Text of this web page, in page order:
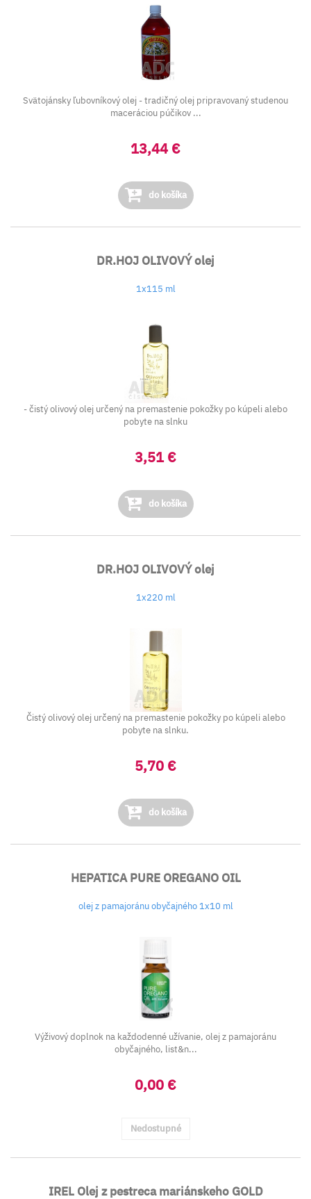
Svätojánsky ľubovníkový olej - tradičný olej pripravovaný studenou
maceráciou púčikov ...
13,44 €
do košíka
DR.HOJ OLIVOVÝ olej
1x115 ml
- čistý olivový olej určený na premastenie pokožky po kúpeli alebo
pobyte na slnku
3,51 €
do košíka
DR.HOJ OLIVOVÝ olej
1x220 ml
Čistý olivový olej určený na premastenie pokožky po kúpeli alebo
pobyte na slnku.
5,70 €
do košíka
HEPATICA PURE OREGANO OIL
olej z pamajoránu obyčajného 1x10 ml
Výživový doplnok na každodenné užívanie, olej z pamajoránu
obyčajného, list&n...
0,00 €
Nedostupné
IREL Olej z pestreca mariánskeho GOLD